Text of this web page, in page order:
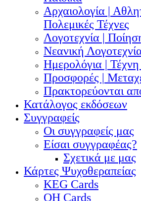
Αρχαιολογία |
Πολεμικές Τέχνες
Λογοτεχνία |
Νεανική
Ημερολόγια | Τέχνη
Προσφορές |
Πρακτορεύονται
Κατάλογος εκδόσεων
Συγγραφείς
Οι συγγραφείς μας
Είσαι συγγραφέας?
Σχετικά με μας
Κάρτες Ψυχοθεραπείας
KEG Cards
OH Cards